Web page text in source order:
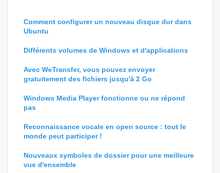
Comment configurer un nouveau disque dur dans
Ubuntu
Différents volumes de Windows et d'applications
Avec WeTransfer, vous pouvez envoyer
gratuitement des fichiers jusqu'à 2 Go
Windows Media Player fonctionne ou ne répond
pas
Reconnaissance vocale en open source : tout le
monde peut participer !
Nouveaux symboles de dossier pour une meilleure
vue d'ensemble